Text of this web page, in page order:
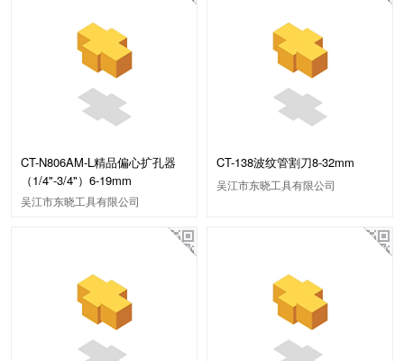
CT-N806AM-L精品偏心扩孔器
（1/4"-3/4"）6-19mm
吴江市东晓工具有限公司
CT-138波纹管割刀8-32mm
吴江市东晓工具有限公司